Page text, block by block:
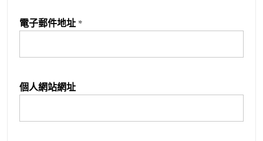
電子郵件地址 *
個人網站網址